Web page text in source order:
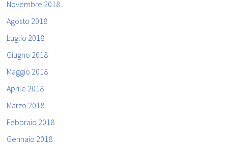
Novembre 2018
Agosto 2018
Luglio 2018
Giugno 2018
Maggio 2018
Aprile 2018
Marzo 2018
Febbraio 2018
Gennaio 2018